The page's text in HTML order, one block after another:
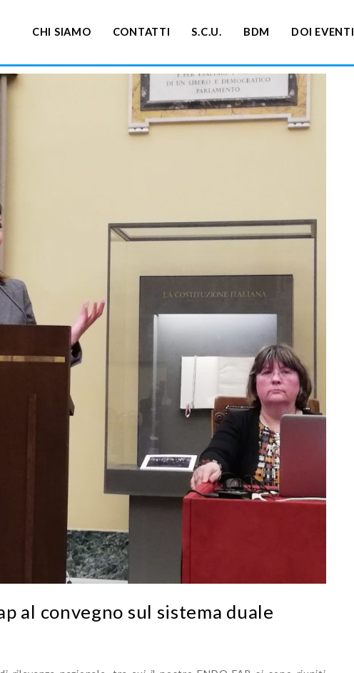
CHI SIAMO CONTATTI S.C.U. BDM DOI EVENTI
al convegno sul sistema duale